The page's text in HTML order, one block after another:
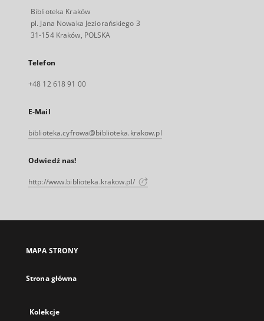
Biblioteka Kraków
pl. Jana Nowaka Jeziorańskiego 3
31-154 Kraków, POLSKA
Telefon
+48 12 618 91 00
E-Mail
biblioteka.cyfrowa@biblioteka.krakow.pl
Odwiedź nas!
http://www.biblioteka.krakow.pl/
MAPA STRONY
Strona główna
Kolekcje